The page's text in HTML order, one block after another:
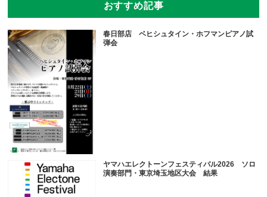
おすすめ記事
春日部店 ベヒシュタイン・ホフマンピアノ試
弾会
ヤマハエレクトーンフェスティバル2026 ソロ
演奏部門・東京埼玉地区大会 結果